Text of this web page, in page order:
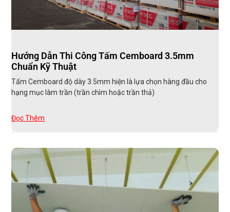
Hướng Dẫn Thi Công Tấm Cemboard 3.5mm
Chuẩn Kỹ Thuật
Tấm Cemboard độ dày 3.5mm hiện là lựa chọn hàng đầu cho
hạng mục làm trần (trần chìm hoặc trần thả)
Đọc Thêm